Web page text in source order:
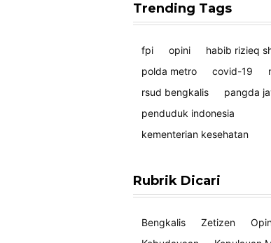
Trending Tags
fpi opini
habib rizieq
polda metro
covid-19
rsud bengkalis
pangda
penduduk indonesia
kementerian kesehatan
Rubrik Dicari
Bengkalis Zetizen